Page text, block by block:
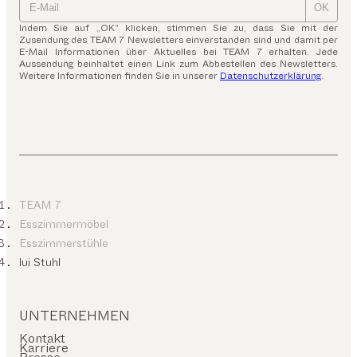
OK
Indem Sie auf „OK“ klicken, stimmen Sie zu, dass Sie mit der
Zusendung des TEAM 7 Newsletters einverstanden sind und damit per
E-Mail Informationen über Aktuelles bei TEAM 7 erhalten. Jede
Aussendung beinhaltet einen Link zum Abbestellen des Newsletters.
Weitere Informationen finden Sie in unserer Datenschutzerklärung.
TEAM 7
Esszimmermöbel
Esszimmerstühle
lui Stuhl
UNTERNEHMEN
Kontakt
Karriere